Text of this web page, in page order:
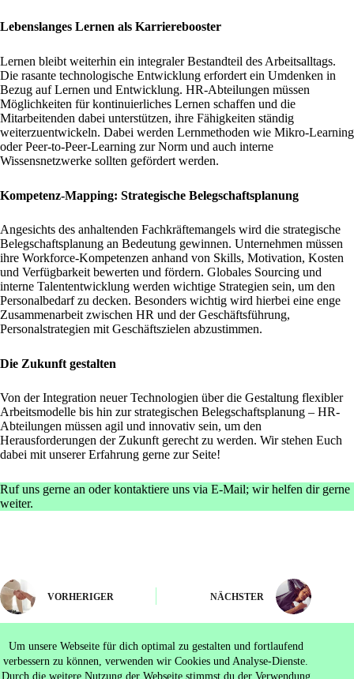
Um unsere Webseite für dich optimal zu gestalten und fortlaufend
verbessern zu können, verwenden wir Cookies und Analyse-Dienste.
Durch die weitere Nutzung der Webseite stimmst du der Verwendung
Lebenslanges Lernen als Karrierebooster
Lernen bleibt weiterhin ein integraler Bestandteil des Arbeitsalltags.
Die rasante technologische Entwicklung erfordert ein Umdenken in
Bezug auf Lernen und Entwicklung. HR-Abteilungen müssen
Möglichkeiten für kontinuierliches Lernen schaffen und die
Mitarbeitenden dabei unterstützen, ihre Fähigkeiten ständig
weiterzuentwickeln. Dabei werden Lernmethoden wie Mikro-Learning
oder Peer-to-Peer-Learning zur Norm und auch interne
Wissensnetzwerke sollten gefördert werden.
Kompetenz-Mapping: Strategische Belegschaftsplanung
Angesichts des anhaltenden Fachkräftemangels wird die strategische
Belegschaftsplanung an Bedeutung gewinnen. Unternehmen müssen
ihre Workforce-Kompetenzen anhand von Skills, Motivation, Kosten
und Verfügbarkeit bewerten und fördern. Globales Sourcing und
interne Talententwicklung werden wichtige Strategien sein, um den
Personalbedarf zu decken. Besonders wichtig wird hierbei eine enge
Zusammenarbeit zwischen HR und der Geschäftsführung,
Personalstrategien mit Geschäftszielen abzustimmen.
Die Zukunft gestalten
Von der Integration neuer Technologien über die Gestaltung flexibler
Arbeitsmodelle bis hin zur strategischen Belegschaftsplanung – HR-
Abteilungen müssen agil und innovativ sein, um den
Herausforderungen der Zukunft gerecht zu werden. Wir stehen Euch
dabei mit unserer Erfahrung gerne zur Seite!
Ruf uns gerne an oderkontaktiere uns via E-Mail; wir helfen dir gerne
weiter.
VORHERIGER NÄCHSTER